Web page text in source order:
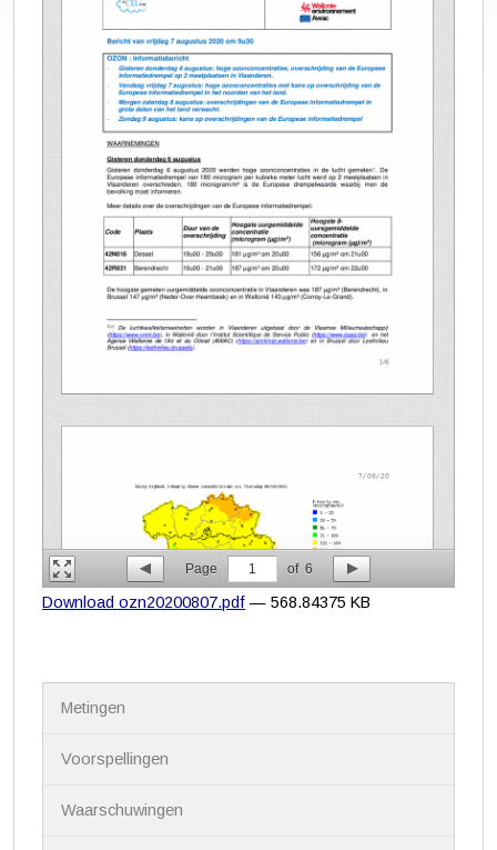
Page 1 of 6
Download ozn20200807.pdf — 568.84375 KB
Metingen
Voorspellingen
Waarschuwingen